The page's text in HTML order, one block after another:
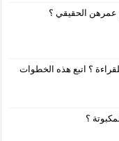
عمرهن الحقيقي ؟
؟ اتبع هذه الخطوات
؟